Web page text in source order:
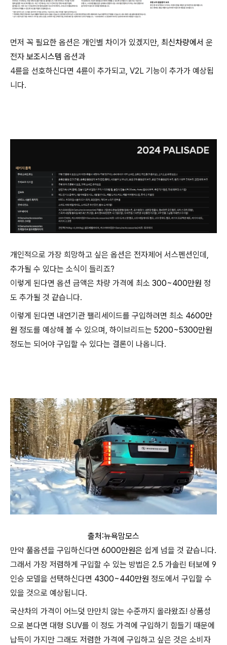
먼저 꼭 필요한 옵션은 개인별 차이가 있겠지만, 최신차량에서 운
전자 보조시스템 옵션과
4륜을 선호하신다면 4륜이 추가되고, V2L 기능이 추가가 예상됩
니다.
개인적으로 가장 희망하고 싶은 옵션은 전자제어 서스펜션인데,
추가될 수 있다는 소식이 들리죠?
이렇게 된다면 옵션 금액은 차량 가격에 최소 300~400만원 정
도 추가될 것 같습니다.
이렇게 된다면 내연기관 팰리세이드를 구입하려면 최소 4600만
원 정도를 예상해 볼 수 있으며, 하이브리드는 5200~5300만원
정도는 되어야 구입할 수 있다는 결론이 나옵니다.
출처:뉴욕맘모스
만약 풀옵션을 구입하신다면 6000만원은 쉽게 넘을 것 같습니다.
그래서 가장 저렴하게 구입할 수 있는 방법은 2.5 가솔린 터보에 9
인승 모델을 선택하신다면 4300~440만원 정도에서 구입할 수
있을 것으로 예상됩니다.
국산차의 가격이 어느덧 만만치 않는 수준까지 올라왔죠! 상품성
으로 본다면 대형 SUV를 이 정도 가격에 구입하기 힘들기 때문에
납득이 가지만 그래도 저렴한 가격에 구입하고 싶은 것은 소비자